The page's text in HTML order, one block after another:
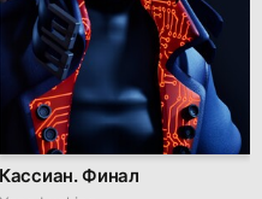
Кассиан. Финал